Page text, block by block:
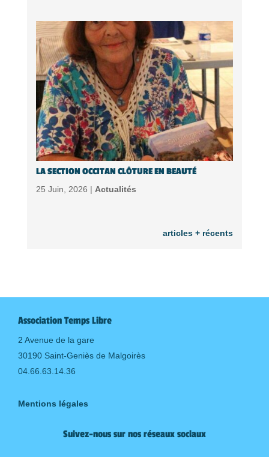
LA SECTION OCCITAN CLÔTURE EN BEAUTÉ
25 Juin, 2026 | Actualités
articles + récents
Association Temps Libre
2 Avenue de la gare
30190 Saint-Geniès de Malgoirès
04.66.63.14.36
Mentions légales
Suivez-nous sur nos réseaux sociaux